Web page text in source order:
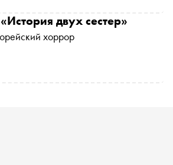
нельзя не вспомнить
режиссеров Пон Джунхо
об убийстве») и Пак
«Служанка»). Но именно Ким Джи
двух сестер»
хоррор